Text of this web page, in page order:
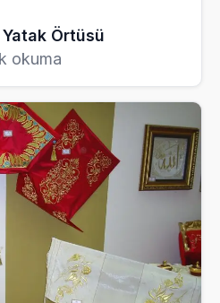
Örtüsü
okuma